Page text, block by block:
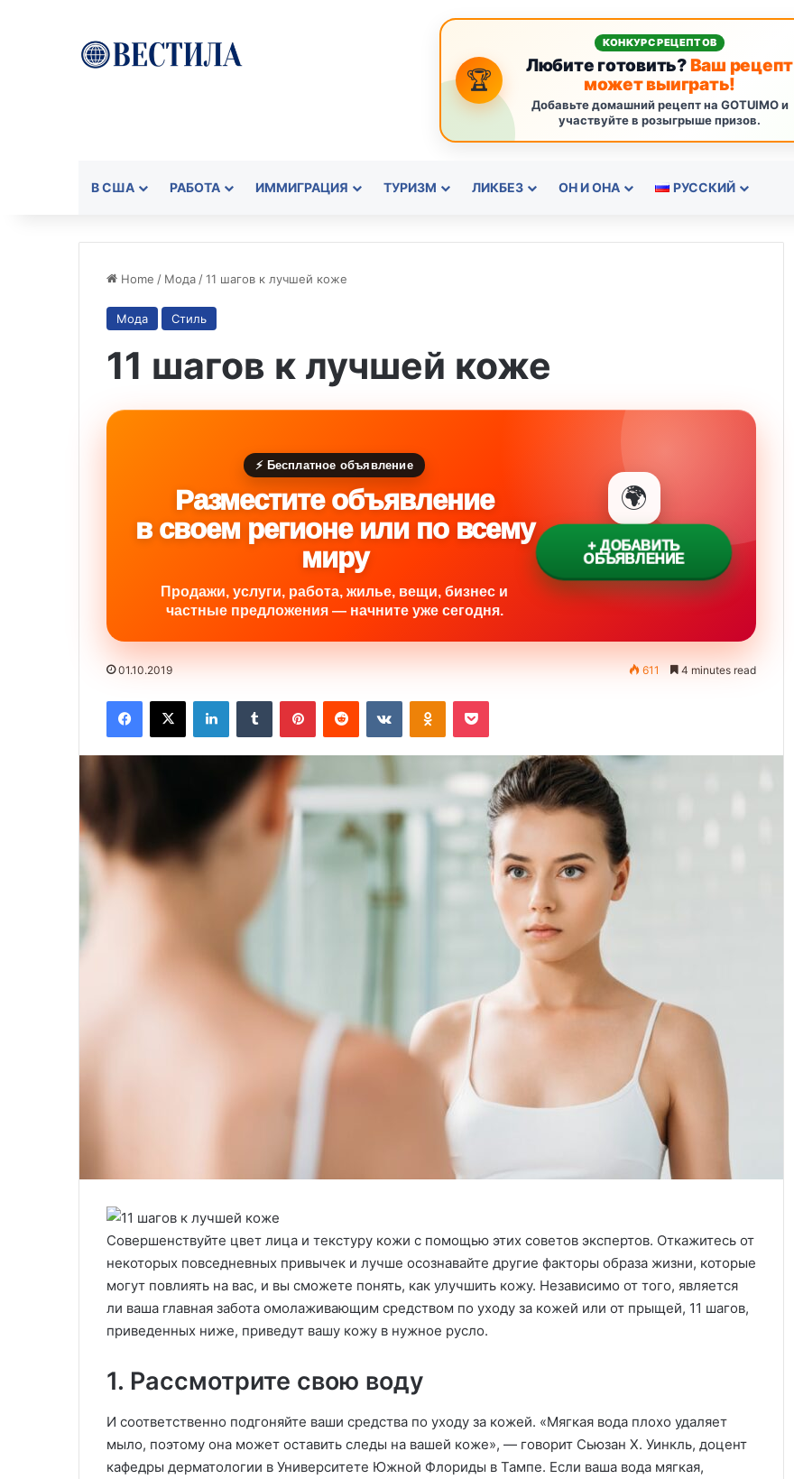
🏆
КОНКУРС РЕЦЕПТОВ
Любите готовить?Ваш рецепт
может выиграть!
Добавьте домашний рецепт на GOTUIMO и
участвуйте в розыгрыше призов.
В США РАБОТА ИММИГРАЦИЯ ТУРИЗМ ЛИКБЕЗ ОН И ОНА РУССКИЙ
Home / Мода /11 шагов к лучшей коже
Мода Стиль
11 шагов к лучшей коже
⚡ Бесплатное объявление
Разместите объявление
в своем регионе или по всему
миру
Продажи, услуги, работа, жилье, вещи, бизнес и
частные предложения — начните уже сегодня.
🌍
+ ДОБАВИТЬ
ОБЪЯВЛЕНИЕ
01.10.2019 611 4 minutes read
Совершенствуйте цвет лица и текстуру кожи с помощью этих советов экспертов. Откажитесь от
некоторых повседневных привычек и лучше осознавайте другие факторы образа жизни, которые
могут повлиять на вас, и вы сможете понять, как улучшить кожу. Независимо от того, является
ли ваша главная забота омолаживающим средством по уходу за кожей или от прыщей, 11 шагов,
приведенных ниже, приведут вашу кожу в нужное русло.
1. Рассмотрите свою воду
И соответственно подгоняйте ваши средства по уходу за кожей. «Мягкая вода плохо удаляет
мыло, поэтому она может оставить следы на вашей коже», — говорит Сьюзан Х. Уинкль, доцент
кафедры дерматологии в Университете Южной Флориды в Тампе. Если ваша вода мягкая,